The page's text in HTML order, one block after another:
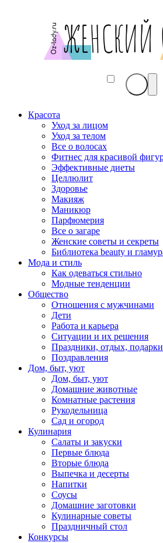
Красота
Уход за лицом
Уход за телом
Все о волосах
Фитнес для красивой
Эффективные диеты
Целлюлит
Здоровье
Макияж
Маникюр
Парфюмерия
Все о загаре
Женские советы и секреты
Библиотека beauty и
Мода и стиль
Как одеваться стильно
Модные тенденции
Общество
Отношения с мужчинами
Дети
Работа и карьера
Ситуации и их решения
Праздники, отдых, подарки
Поздравления
Дом, быт, уют
Дом, быт, уют
Домашние животные
Комнатные растения
Рукодельница
Сад и огород
Кулинария
Салаты и закуски
Первые блюда
Вторые блюда
Выпечка и десерты
Напитки
Соусы
Домашние заготовки
Кулинарные советы
Праздничный стол
Конкурсы